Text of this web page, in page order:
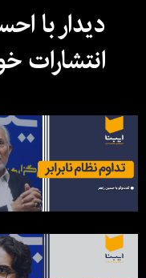
دیدار با
انتشارات